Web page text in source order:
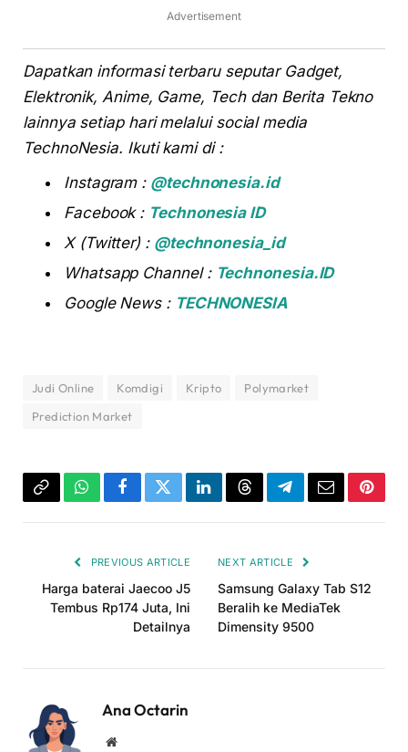
Advertisement
Dapatkan informasi terbaru seputar Gadget,
Elektronik, Anime, Game, Tech dan Berita Tekno
lainnya setiap hari melalui social media
TechnoNesia. Ikuti kami di :
Instagram : @technonesia.id
Facebook : Technonesia ID
X (Twitter) : @technonesia_id
Whatsapp Channel : Technonesia.ID
Google News : TECHNONESIA
Judi Online Komdigi Kripto
Polymarket
Prediction Market
Copy WhatsAppFacebookTwitterLinkedInThreadsTelegramEmail
PREVIOUS ARTICLE
Harga baterai Jaecoo J5
Tembus Rp174 Juta, Ini
Detailnya
NEXT ARTICLE
Samsung Galaxy Tab S12
Beralih ke MediaTek
Dimensity 9500
Ana Octarin
Website